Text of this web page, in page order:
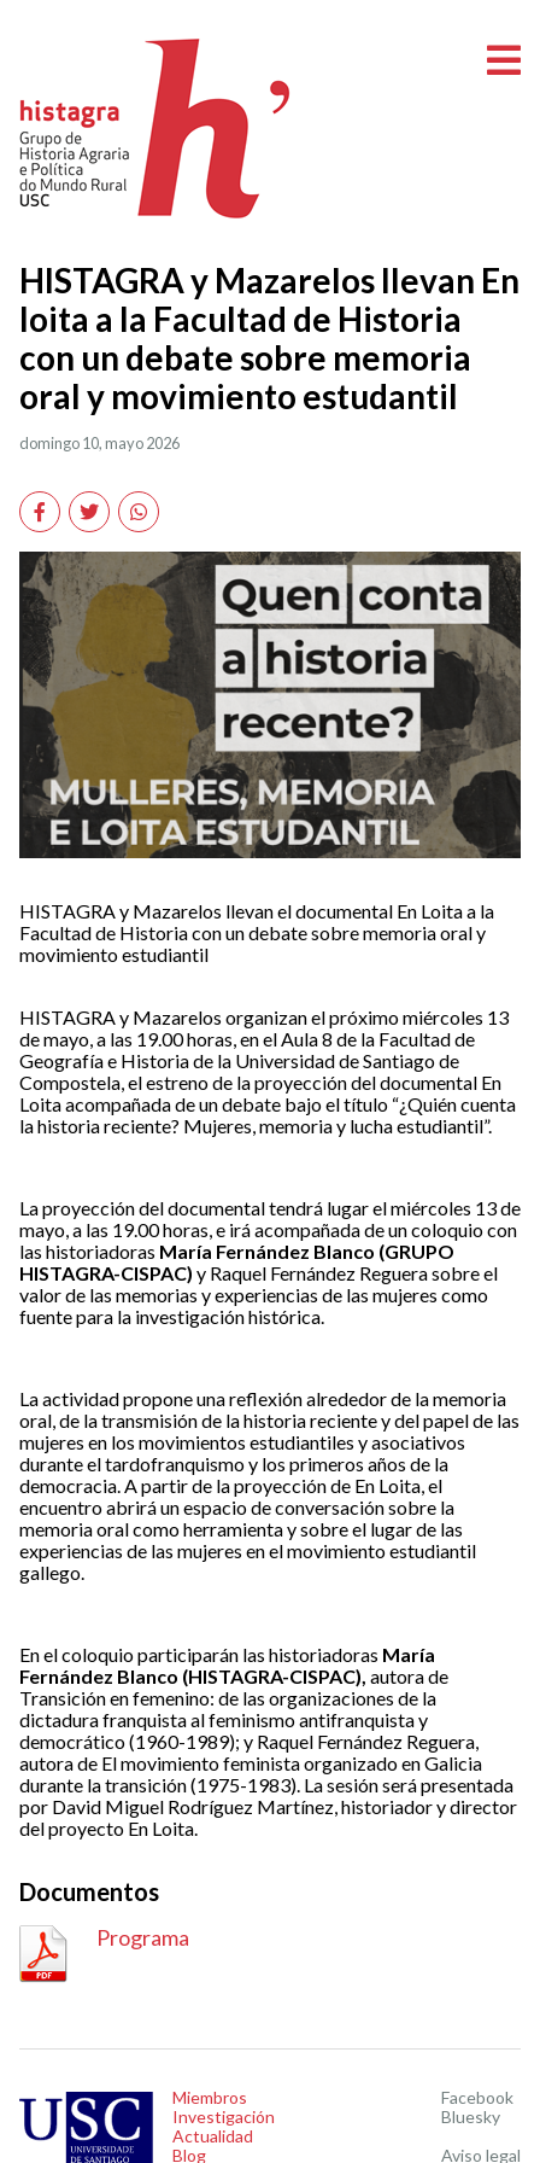
HISTAGRA y Mazarelos llevan En
loita a la Facultad de Historia
con un debate sobre memoria
oral y movimiento estudantil
domingo 10, mayo 2026
Facebook
TwitterWhatsApp
HISTAGRA y Mazarelos llevan el documental En Loita a la
Facultad de Historia con un debate sobre memoria oral y
movimiento estudiantil
HISTAGRA y Mazarelos organizan el próximo miércoles 13
de mayo, a las 19.00 horas, en el Aula 8 de la Facultad de
Geografía e Historia de la Universidad de Santiago de
Compostela, el estreno de la proyección del documental En
Loita acompañada de un debate bajo el título “¿Quién cuenta
la historia reciente? Mujeres, memoria y lucha estudiantil”.
La proyección del documental tendrá lugar el miércoles 13 de
mayo, a las 19.00 horas, e irá acompañada de un coloquio con
las historiadoras María Fernández Blanco (GRUPO
HISTAGRA-CISPAC) y Raquel Fernández Reguera sobre el
valor de las memorias y experiencias de las mujeres como
fuente para la investigación histórica.
La actividad propone una reflexión alrededor de la memoria
oral, de la transmisión de la historia reciente y del papel de las
mujeres en los movimientos estudiantiles y asociativos
durante el tardofranquismo y los primeros años de la
democracia. A partir de la proyección de En Loita, el
encuentro abrirá un espacio de conversación sobre la
memoria oral como herramienta y sobre el lugar de las
experiencias de las mujeres en el movimiento estudiantil
gallego.
En el coloquio participarán las historiadoras María
Fernández Blanco (HISTAGRA-CISPAC), autora de
Transición en femenino: de las organizaciones de la
dictadura franquista al feminismo antifranquista y
democrático (1960-1989); y Raquel Fernández Reguera,
autora de El movimiento feminista organizado en Galicia
durante la transición (1975-1983). La sesión será presentada
por David Miguel Rodríguez Martínez, historiador y director
del proyecto En Loita.
Documentos
Programa
Miembros
Investigación
Actualidad
Blog
Facebook
Bluesky
Aviso legal